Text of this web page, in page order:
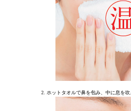
2. ホットタオルで鼻を包み、中に息を吹